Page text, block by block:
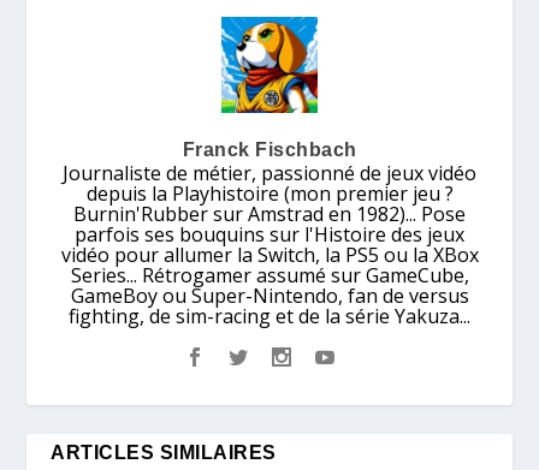
Franck Fischbach
Journaliste de métier, passionné de jeux vidéo
depuis la Playhistoire (mon premier jeu ?
Burnin'Rubber sur Amstrad en 1982)... Pose
parfois ses bouquins sur l'Histoire des jeux
vidéo pour allumer la Switch, la PS5 ou la XBox
Series... Rétrogamer assumé sur GameCube,
GameBoy ou Super-Nintendo, fan de versus
fighting, de sim-racing et de la série Yakuza...
ARTICLES SIMILAIRES